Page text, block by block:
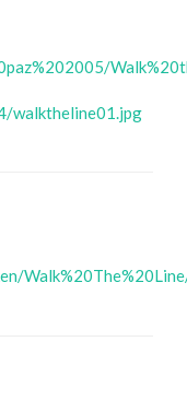
walktheline01.jpg